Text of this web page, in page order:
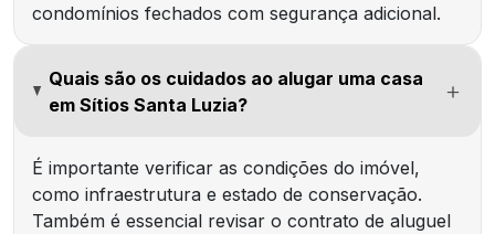
condomínios fechados com segurança adicional.
Quais são os cuidados ao alugar uma casa
em Sítios Santa Luzia?
É importante verificar as condições do imóvel,
como infraestrutura e estado de conservação.
Também é essencial revisar o contrato de aluguel